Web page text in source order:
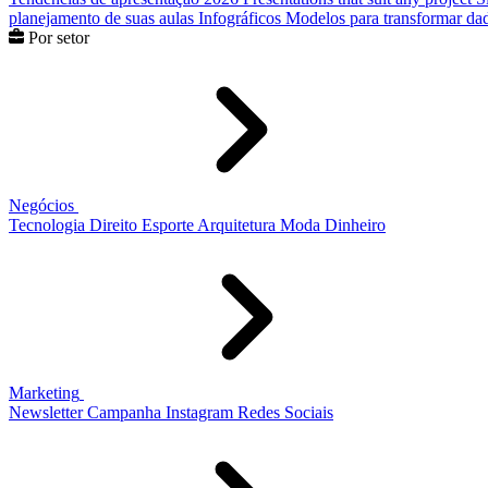
planejamento de suas aulas Infográficos Modelos para transformar
Por setor
Negócios
Tecnologia Direito Esporte Arquitetura Moda Dinheiro
Marketing
Newsletter Campanha Instagram Redes Sociais